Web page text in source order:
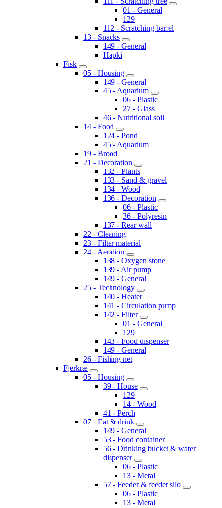
01 - General
129
112 - Scratching barrel
13 - Snacks
149 - General
Hapki
Fisk
05 - Housing
149 - General
45 - Aquarium
06 - Plastic
27 - Glass
46 - Nutritional soil
14 - Food
124 - Pond
45 - Aquarium
19 - Brood
21 - Decoration
132 - Plants
133 - Sand & gravel
134 - Wood
136 - Decoration
06 - Plastic
36 - Polyresin
137 - Rear wall
22 - Cleaning
23 - Filter material
24 - Aeration
138 - Oxygen stone
139 - Air pump
149 - General
25 - Technology
140 - Heater
141 - Circulation pump
142 - Filter
01 - General
129
143 - Food dispenser
149 - General
26 - Fishing net
Fjerkræ
05 - Housing
39 - House
129
14 - Wood
41 - Perch
07 - Eat & drink
149 - General
53 - Food container
56 - Drinking bucket & water
dispenser
06 - Plastic
13 - Metal
57 - Feeder & feeder silo
06 - Plastic
13 - Metal